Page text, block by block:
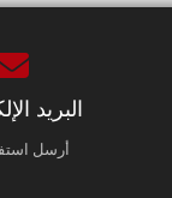
البريد
أرسل